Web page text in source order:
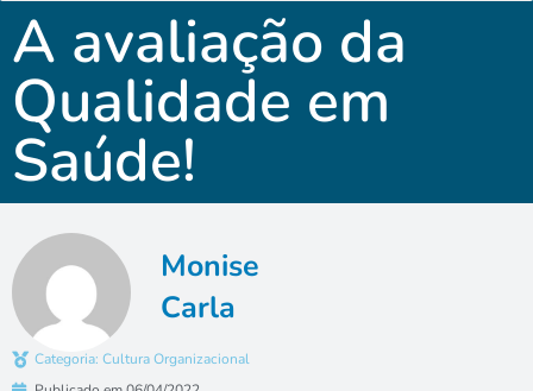
A avaliação da
Qualidade em
Saúde!
Monise
Carla
Categoria: Cultura Organizacional